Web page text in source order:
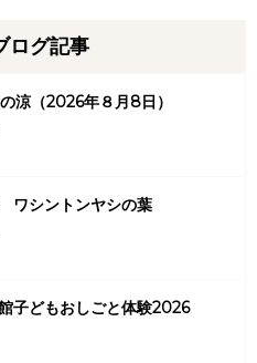
ログ記事
涼（2026年８月8日）
ワシントンヤシの葉
子どもおしごと体験2026